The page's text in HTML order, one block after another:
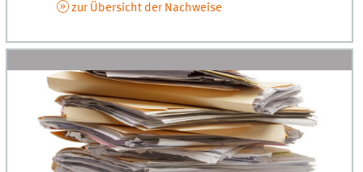
zur Übersicht der Nachweise